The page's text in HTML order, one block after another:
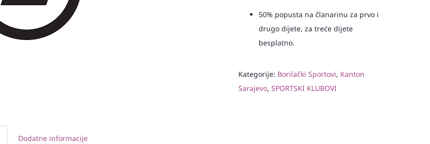
50% popusta na članarinu za prvo i
drugo dijete, za treće dijete
besplatno.
Kategorije: Borilački Sportovi, Kanton
Sarajevo, SPORTSKI KLUBOVI
Dodatne informacije